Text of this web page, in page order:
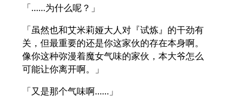
「……为什么呢？」
「虽然也和艾米莉娅大人对『试炼』的干劲有
关，但最重要的还是你这家伙的存在本身啊。
像你这种弥漫着魔女气味的家伙，本大爷怎么
可能让你离开啊。」
「又是那个气味啊……」